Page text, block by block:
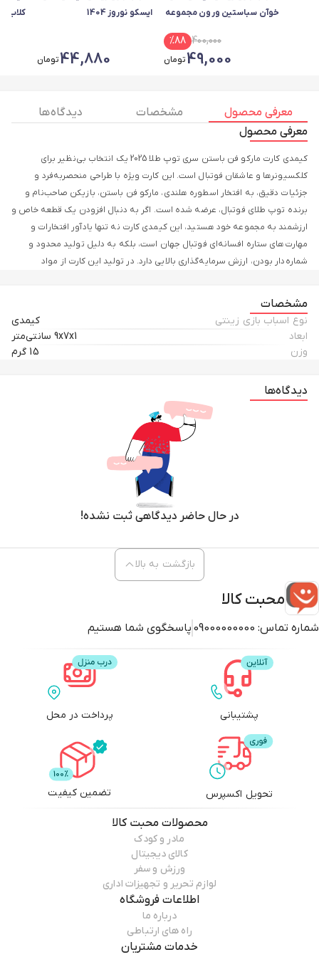
خوآن سباستین ورون مجموعه
400,000
%88
49,000تومان
ایسکو نوروز 1404
44,880تومان
کلاب 2025
معرفی محصول مشخصات
دیدگاه ها
معرفی محصول
کیمدی کارت مارکو فن باستن سری توپ طلا 2025 یک انتخاب بی‌نظیر برای
کلکسیونرها و عاشقان فوتبال است. این کارت ویژه با طراحی منحصربه‌فرد و
جزئیات دقیق، به افتخار اسطوره هلندی، مارکو فن باستن، بازیکن صاحب‌نام و
برنده توپ طلای فوتبال، عرضه شده است. اگر به دنبال افزودن یک قطعه خاص و
ارزشمند به مجموعه خود هستید، این کیمدی کارت نه تنها یادآور افتخارات و
مهارت‌های ستاره افسانه‌ای فوتبال جهان است، بلکه به دلیل تولید محدود و
شماره‌دار بودن، ارزش سرمایه‌گذاری بالایی دارد. در تولید این کارت از مواد
یک هدیه متفاوت و خاص برای دوستان فوتبالی یا فرزندانتان تبدیل می‌کند.
کیمدی کارت مارکو فن باستن سری توپ طلا 2025، اکنون آماده سفارش است و
می‌تواند کلکسیون شما را به سطح جدیدی برساند. همین حالا سفارش دهید و
مشخصات
نوع اسباب بازی زینتی
کیمدی
ابعاد
9x7x1 سانتی‌متر
وزن
15 گرم
دیدگاه‌ها
در حال حاضر دیدگاهی ثبت نشده!
محبت کالا
شماره تماس: 09000000000 پاسخگوی شما هستیم
بازگشت به بالا
پشتیبانی پرداخت در محل
تحویل اکسپرس تضمین کیفیت
محصولاتمحبت کالا
مادر و کودک
کالای دیجیتال
ورزش و سفر
لوازم تحریر و تجهیزات اداری
اطلاعات فروشگاه
درباره ما
راه های ارتباطی
خدمات مشتریان